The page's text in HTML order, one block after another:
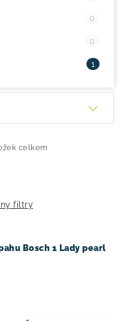
0
0
1
celkem
filtry
Bosch 1 Lady pearl